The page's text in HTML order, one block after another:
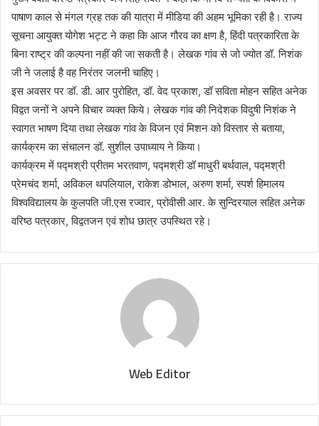
पाषाण काल से मंगल ग्रह तक की यात्रा में मीडिया की अहम भूमिका रही है। राज्य
सूचना आयुक्त योगेश भट्ट ने कहा कि आज गौरव का क्षण है, हिंदी पत्रकारिता के
बिना राष्ट्र की कल्पना नहीं की जा सकती है। लेखक गांव से जो ज्योत डॉ. निशंक
जी ने जलाई है वह निरंतर जलनी चाहिए।
इस अवसर पर डॉ. डी. आर पुरोहित, डॉ. वेद प्रकाश, डॉ सविता मोहन सहित अनेक
विद्वत जनों ने अपने विचार व्यक्त किये। लेखक गांव की निदेशक विदुषी निशंक ने
स्वागत भाषण दिया तथा लेखक गांव के विजन एवं मिशन को विस्तार से बताया,
कार्यक्रम का संचालन डॉ. सुशील उपाध्याय ने किया।
कार्यक्रम में पद्मश्री प्रीतम भरतवाण, पद्मश्री डॉ माधुरी बर्थवाल, पद्मश्री
प्रेमचंद शर्मा, अविकल थपलियाल, राकेश डोभाल, अरुण शर्मा, स्पर्श हिमालय
विश्वविद्यालय के कुलपति जी.एस रज्वार, प्रोवीसी आर. के सुन्दिरयाल सहित अनेक
वरिष्ठ पत्रकार, विद्वतजन एवं शोध छात्र उपस्थित रहे।
Web Editor